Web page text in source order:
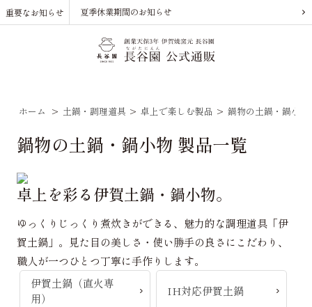
重要なお知らせ 夏季休業期間のお知らせ
ホーム > 土鍋・調理道具 > 卓上で楽しむ製品 > 鍋物の土鍋・鍋小物
鍋物の土鍋・鍋小物 製品一覧
卓上を彩る伊賀土鍋・鍋小物。
ゆっくりじっくり煮炊きができる、魅力的な調理道具「伊
賀土鍋」。見た目の美しさ・使い勝手の良さにこだわり、
職人が一つひとつ丁寧に手作りします。
伊賀土鍋（直火専
用）
IH対応伊賀土鍋